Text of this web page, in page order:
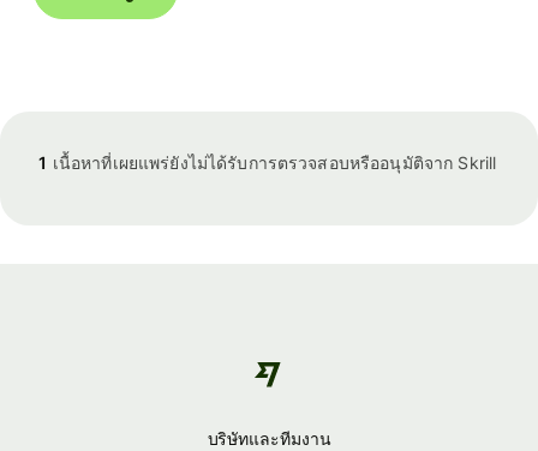
1 เนื้อหาที่เผยแพร่ยังไม่ได้รับการตรวจสอบหรืออนุมัติจาก Skrill
บริษัทและทีมงาน